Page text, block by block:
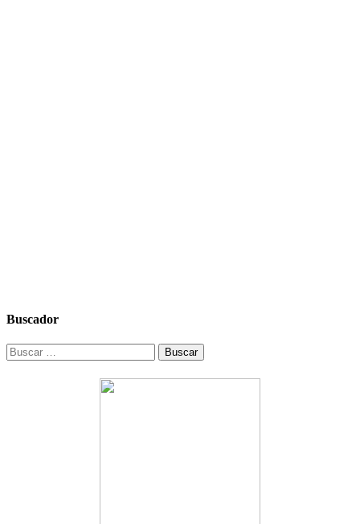
Buscador
Buscar: